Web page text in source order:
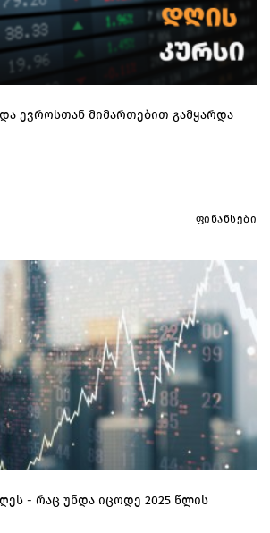
ევროსთან მიმართებით გამყარდა
ფინანსები
- რაც უნდა იცოდე 2025 წლის